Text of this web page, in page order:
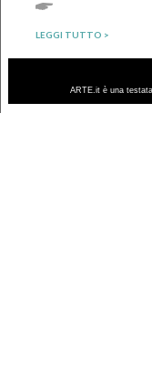
LEGGI TUTTO >
ARTE.it è una